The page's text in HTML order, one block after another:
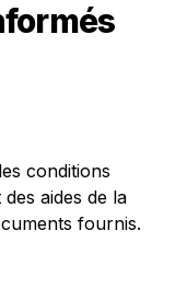
conditions
aides de la
fournis.